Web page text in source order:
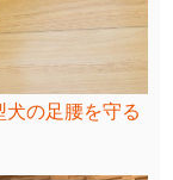
の足腰を守る